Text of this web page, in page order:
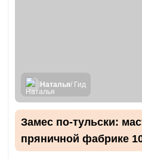
Наталья/ Гид
Замес по-тульски:
пряничной фабрике